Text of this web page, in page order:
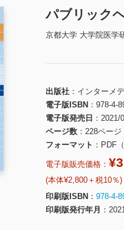
パブリック
京都大学 大学院医学
出版社
インターメ
電子版ISBN
978-4-
電子版発売日
2021/
ページ数
228ページ
フォーマット
PDF
電子版販売価格：
(本体¥2,800＋税10％)
印刷版ISBN
978-4-
印刷版発行年月